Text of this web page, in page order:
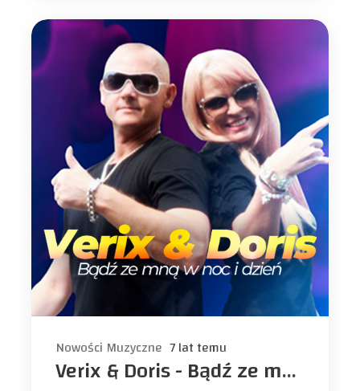
Nowości Muzyczne 7 lat temu
Verix & Doris - Bądź ze mną w noc i dzień NOWOŚĆ